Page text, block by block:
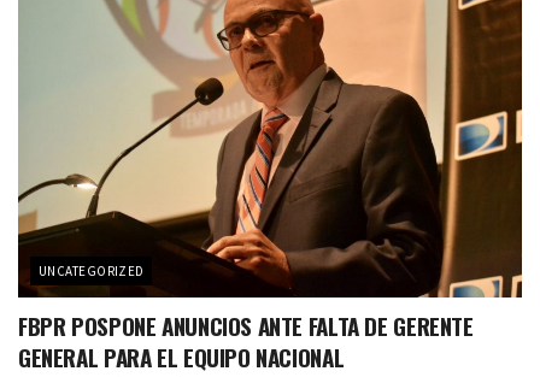
UNCATEGORIZED
FBPR POSPONE ANUNCIOS ANTE FALTA DE GERENTE
GENERAL PARA EL EQUIPO NACIONAL